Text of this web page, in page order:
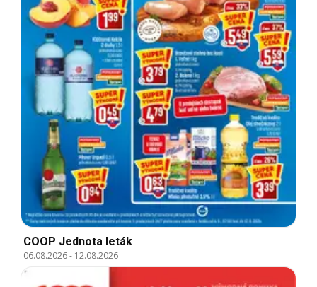
COOP Jednota leták
06.08.2026- 12.08.2026